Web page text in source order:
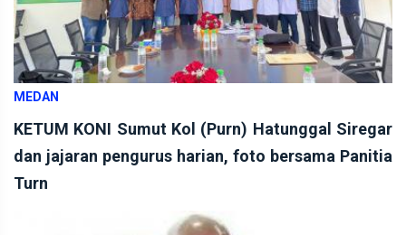
MEDAN
KETUM KONI Sumut Kol (Purn) Hatunggal Siregar
dan jajaran pengurus harian, foto bersama Panitia
Turn